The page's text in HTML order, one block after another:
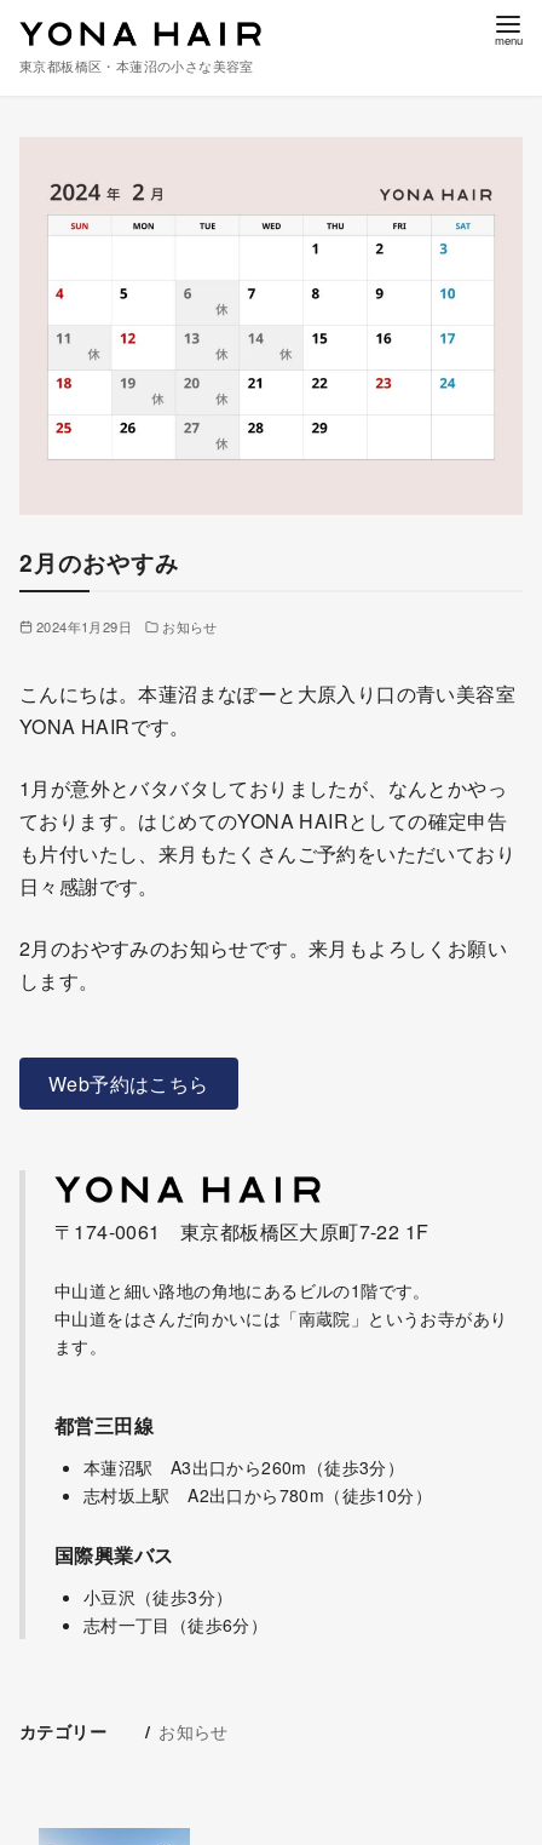
東京都板橋区・本蓮沼の小さな美容室
2月のおやすみ
2024年1月29日 お知らせ
こんにちは。本蓮沼まなぽーと大原入り口の青い美容室
YONA HAIRです。
1月が意外とバタバタしておりましたが、なんとかやっ
ております。はじめてのYONA HAIRとしての確定申告
も片付いたし、来月もたくさんご予約をいただいており
日々感謝です。
2月のおやすみのお知らせです。来月もよろしくお願い
します。
Web予約はこちら
〒174-0061 東京都板橋区大原町7-22 1F
中山道と細い路地の角地にあるビルの1階です。
中山道をはさんだ向かいには「南蔵院」というお寺があり
ます。
都営三田線
本蓮沼駅 A3出口から260m（徒歩3分）
志村坂上駅 A2出口から780m（徒歩10分）
国際興業バス
小豆沢（徒歩3分）
志村一丁目（徒歩6分）
カテゴリー お知らせ